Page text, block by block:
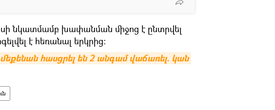
նկատմամբ խափանման միջոց է ընտրվել
է հեռանալ երկրից։
մեքենան հասցրել են 2 անգամ վաճառել. կան